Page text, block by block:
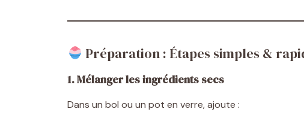
Préparation : Étapes simples &
1. Mélanger les ingrédients secs
Dans un bol ou un pot en verre, ajoute :